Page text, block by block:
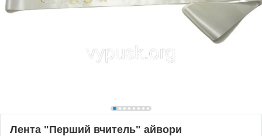
Лента "Перший вчитель" айвори